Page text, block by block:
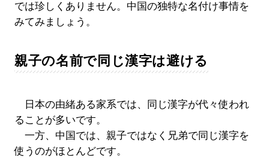
では珍しくありません。中国の独特な名付け事情を
みてみましょう。
親子の名前で同じ漢字は避ける
日本の由緒ある家系では、同じ漢字が代々使われ
ることが多いです。
一方、中国では、親子ではなく兄弟で同じ漢字を
使うのがほとんどです。